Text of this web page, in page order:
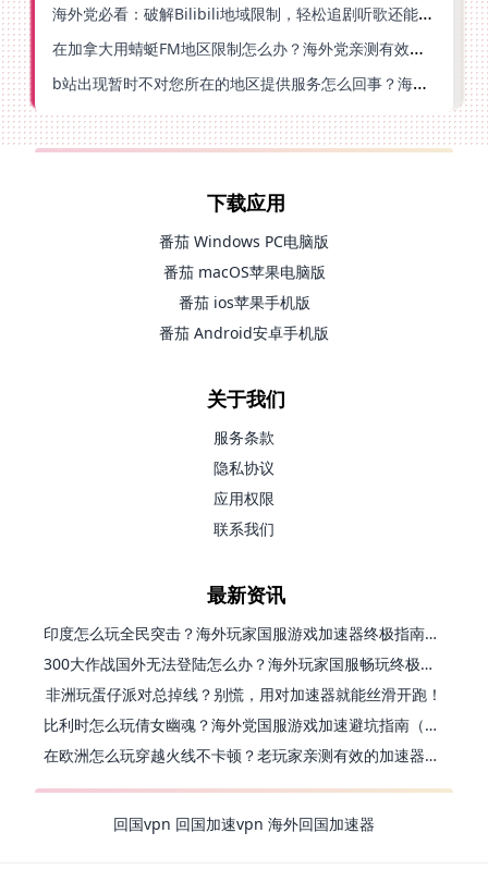
海外党必看：破解Bilibili地域限制，轻松追剧听歌还能流畅理财的实用指南
在加拿大用蜻蜓FM地区限制怎么办？海外党亲测有效的回国加速方案
b站出现暂时不对您所在的地区提供服务怎么回事？海外党亲测有效的回国加速方案
下载应用
番茄 Windows PC电脑版
番茄 macOS苹果电脑版
番茄 ios苹果手机版
番茄 Android安卓手机版
关于我们
服务条款
隐私协议
应用权限
联系我们
最新资讯
印度怎么玩全民突击？海外玩家国服游戏加速器终极指南（附原神延迟优化+精灵之境加速器选择）
300大作战国外无法登陆怎么办？海外玩家国服畅玩终极指南（附实测推荐）
非洲玩蛋仔派对总掉线？别慌，用对加速器就能丝滑开跑！
比利时怎么玩倩女幽魂？海外党国服游戏加速避坑指南（附实测推荐）
在欧洲怎么玩穿越火线不卡顿？老玩家亲测有效的加速器选择指南
回国vpn 回国加速vpn 海外回国加速器